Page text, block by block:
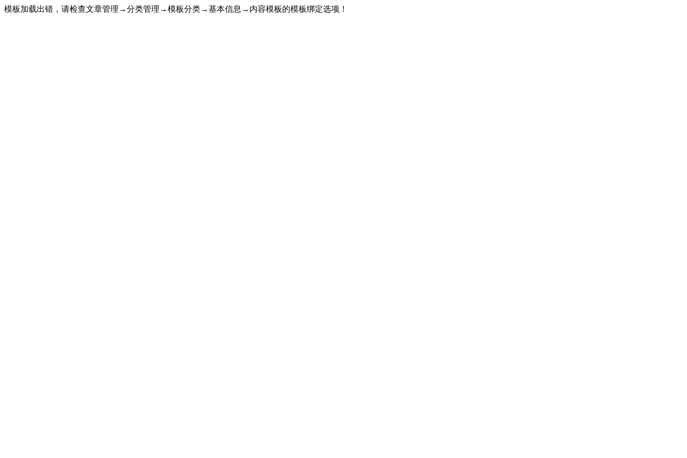
模板加载出错，请检查文章管理→分类管理→模板分类→基本信息→内容模板的模板绑定选项！